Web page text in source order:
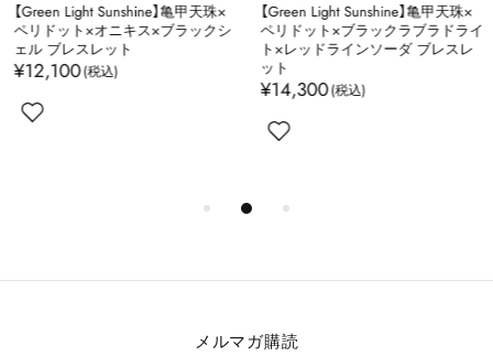
【Green Light Sunshine】亀甲天珠×
ペリドット×オニキス×ブラックシ
ェル ブレスレット
¥12,100
【Green Light Sunshine】亀甲天珠×
ペリドット×ブラックラブラドライ
ト×レッドラインソーダ ブレスレ
ット
¥14,300
メルマガ購読